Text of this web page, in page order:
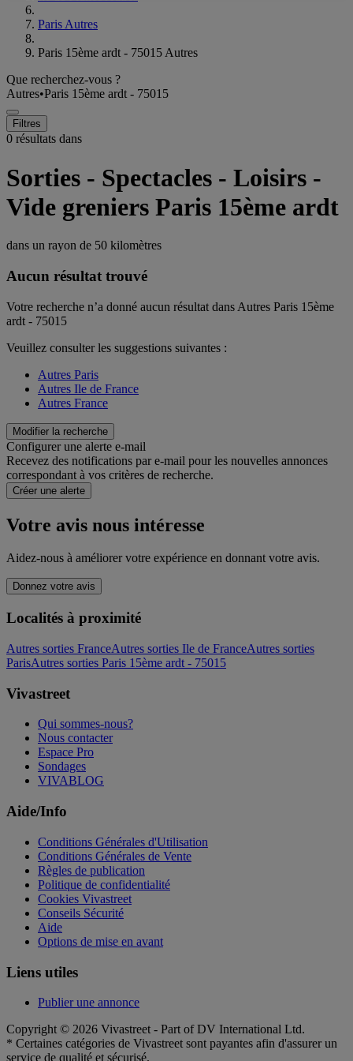
Paris Autres
Paris 15ème ardt - 75015 Autres
Que recherchez-vous ?
Autres•Paris 15ème ardt - 75015
Filtres
0 résultats dans
Sorties - Spectacles - Loisirs -
Vide greniers Paris 15ème ardt
dans un rayon de 50 kilomètres
Aucun résultat trouvé
Votre recherche n’a donné aucun résultat dans Autres Paris 15ème
ardt - 75015
Veuillez consulter les suggestions suivantes :
Autres Paris
Autres Ile de France
Autres France
Modifier la recherche
Configurer une alerte e-mail
Recevez des notifications par e-mail pour les nouvelles annonces
correspondant à vos critères de recherche.
Créer une alerte
Votre avis nous intéresse
Aidez-nous à améliorer votre expérience en donnant votre avis.
Donnez votre avis
Localités à proximité
Autres sorties FranceAutres sorties Ile de FranceAutres sorties
ParisAutres sorties Paris 15ème ardt - 75015
Vivastreet
Qui sommes-nous?
Nous contacter
Espace Pro
Sondages
VIVABLOG
Aide/Info
Conditions Générales d'Utilisation
Conditions Générales de Vente
Règles de publication
Politique de confidentialité
Cookies Vivastreet
Conseils Sécurité
Aide
Options de mise en avant
Liens utiles
Publier une annonce
Copyright © 2026 Vivastreet - Part of DV International Ltd.
* Certaines catégories de Vivastreet sont payantes afin d'assurer un
service de qualité et sécurisé.